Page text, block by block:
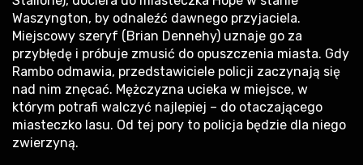
Waszyngton, by odnaleźć dawnego przyjaciela.
Miejscowy szeryf (Brian Dennehy) uznaje go za
przybłędę i próbuje zmusić do opuszczenia miasta. Gdy
Rambo odmawia, przedstawiciele policji zaczynają się
nad nim znęcać. Mężczyzna ucieka w miejsce, w
którym potrafi walczyć najlepiej – do otaczającego
miasteczko lasu. Od tej pory to policja będzie dla niego
zwierzyną.